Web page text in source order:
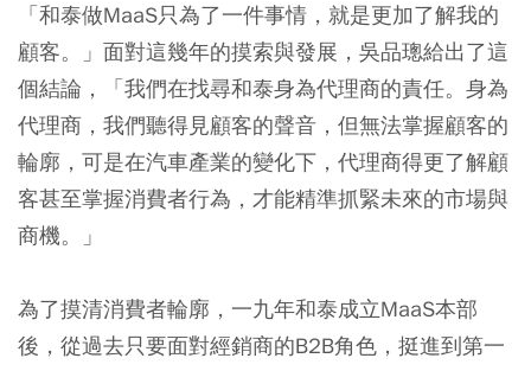
「和泰做MaaS只為了一件事情，就是更加了解我的
顧客。」面對這幾年的摸索與發展，吳品璁給出了這
個結論，「我們在找尋和泰身為代理商的責任。身為
代理商，我們聽得見顧客的聲音，但無法掌握顧客的
輪廓，可是在汽車產業的變化下，代理商得更了解顧
客甚至掌握消費者行為，才能精準抓緊未來的市場與
商機。」
為了摸清消費者輪廓，一九年和泰成立MaaS本部
後，從過去只要面對經銷商的B2B角色，挺進到第一